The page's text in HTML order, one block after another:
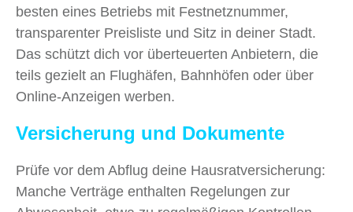
besten eines Betriebs mit Festnetznummer,
transparenter Preisliste und Sitz in deiner Stadt.
Das schützt dich vor überteuerten Anbietern, die
teils gezielt an Flughäfen, Bahnhöfen oder über
Online-Anzeigen werben.
Versicherung und Dokumente
Prüfe vor dem Abflug deine Hausratversicherung:
Manche Verträge enthalten Regelungen zur